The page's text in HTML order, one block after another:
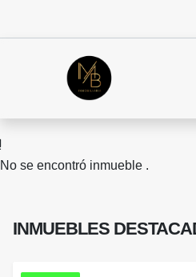
No se encontró inmueble .
INMUEBLES